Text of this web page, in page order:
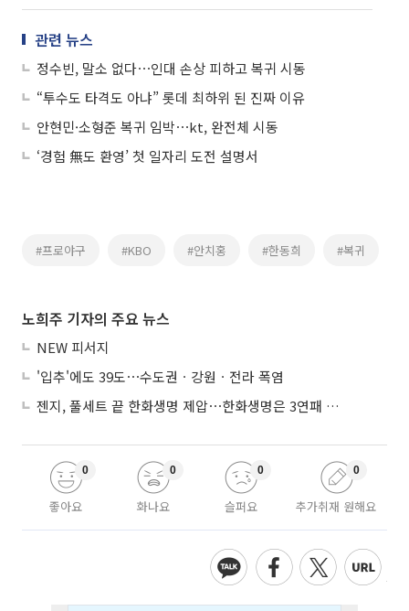
관련 뉴스
정수빈, 말소 없다⋯인대 손상 피하고 복귀 시동
“투수도 타격도 아냐” 롯데 최하위 된 진짜 이유
안현민·소형준 복귀 임박⋯kt, 완전체 시동
‘경험 無도 환영’ 첫 일자리 도전 설명서
#프로야구 #KBO #안치홍 #한동희 #복귀
노희주 기자의 주요 뉴스
NEW 피서지
'입추'에도 39도⋯수도권ㆍ강원ㆍ전라 폭염
젠지, 풀세트 끝 한화생명 제압⋯한화생명은 3연패 수렁
좋아요
0
화나요
0
슬퍼요
0
추가취재 원해요
0